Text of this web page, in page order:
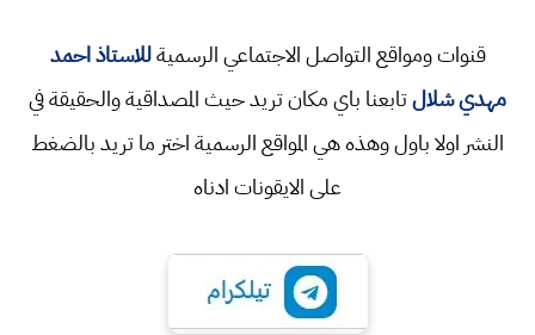
قنوات ومواقع التواصل الاجتماعي الرسميةللاستاذ احمد
مهدي شلالتابعنا باي مكان تريد حيث المصداقية والحقيقة في
النشر اولا باول وهذه هي المواقع الرسمية اختر ما تريد بالضغط
على الايقونات ادناه